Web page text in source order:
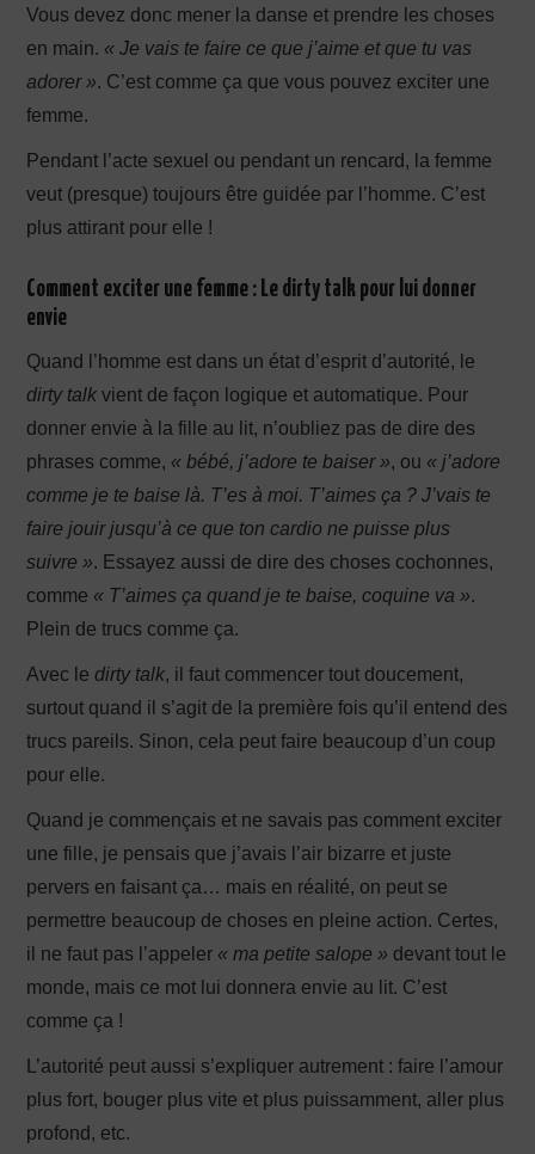
Vous devez donc mener la danse et prendre les choses
en main. « Je vais te faire ce que j’aime et que tu vas
adorer ». C’est comme ça que vous pouvez exciter une
femme.
Pendant l’acte sexuel ou pendant un rencard, la femme
veut (presque) toujours être guidée par l’homme. C’est
plus attirant pour elle !
Comment exciter une femme : Le dirty talk pour lui donner
envie
Quand l’homme est dans un état d’esprit d’autorité, le
dirty talk vient de façon logique et automatique. Pour
donner envie à la fille au lit, n’oubliez pas de dire des
phrases comme, « bébé, j’adore te baiser », ou « j’adore
comme je te baise là. T’es à moi. T’aimes ça ? J’vais te
faire jouir jusqu’à ce que ton cardio ne puisse plus
suivre ». Essayez aussi de dire des choses cochonnes,
comme « T’aimes ça quand je te baise, coquine va ».
Plein de trucs comme ça.
Avec ledirty talk, il faut commencer tout doucement,
surtout quand il s’agit de la première fois qu’il entend des
trucs pareils. Sinon, cela peut faire beaucoup d’un coup
pour elle.
Quand je commençais et ne savais pas comment exciter
une fille, je pensais que j’avais l’air bizarre et juste
pervers en faisant ça… mais en réalité, on peut se
permettre beaucoup de choses en pleine action. Certes,
il ne faut pas l’appeler « ma petite salope » devant tout le
monde, mais ce mot lui donnera envie au lit. C’est
comme ça !
L’autorité peut aussi s’expliquer autrement : faire l’amour
plus fort, bouger plus vite et plus puissamment, aller plus
profond, etc.